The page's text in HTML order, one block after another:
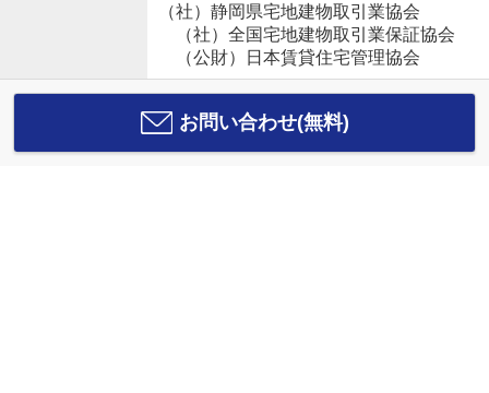
（社）静岡県宅地建物取引業協会
（社）全国宅地建物取引業保証協会
（公財）日本賃貸住宅管理協会
お問い合わせ(無料)